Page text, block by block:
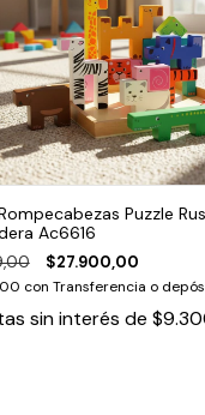
Puzzle
Ac6616
$27.900,00
con Transferencia o
sin interés de